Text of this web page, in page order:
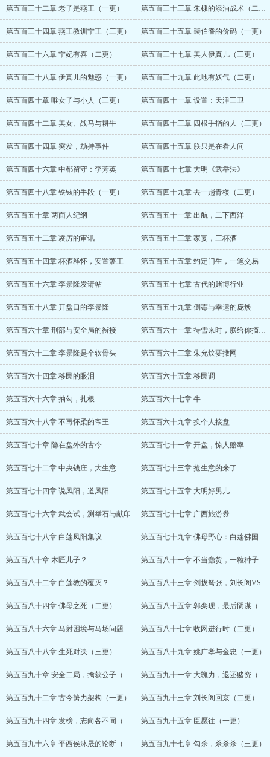
第五百三十二章 老子是燕王（一更） 第五百三十三章 朱棣的添油战术（二更）
第五百三十四章 燕王教训宁王（三更） 第五百三十五章 裴伯耆的价码（一更）
第五百三十六章 宁妃有喜（二更） 第五百三十七章 美人伊真儿（三更）
第五百三十八章 伊真儿的魅惑（一更） 第五百三十九章 此地有妖气（二更）
第五百四十章 唯女子与小人（三更） 第五百四十一章 设置：天津三卫
第五百四十二章 美女、战马与耕牛 第五百四十三章 四根手指的人（三更）
第五百四十四章 突发，劫持事件 第五百四十五章 朕只是在看人间
第五百四十六章 中都留守：李芳英 第五百四十七章 大明《武举法》
第五百四十八章 铁铉的手段（一更） 第五百四十九章 去一趟青楼（二更）
第五百五十章 两面人纪纲 第五百五十一章 出航，二下西洋
第五百五十二章 凌厉的审讯 第五百五十三章 家宴，三杯酒
第五百五十四章 杯酒释怀，安置藩王 第五百五十五章 约定门生，一笔交易
第五百五十六章 李景隆发请帖 第五百五十七章 古代的赌博行业
第五百五十八章 开盘口的李景隆 第五百五十九章 倒霉与幸运的庞焕
第五百六十章 刑部与安全局的衔接 第五百六十一章 待雪来时，朕给你摘百花
第五百六十二章 李景隆是个软骨头 第五百六十三章 朱允炆要撒网
第五百六十四章 移民的眼泪 第五百六十五章 移民调
第五百六十六章 抽勾，扎根 第五百六十七章 牛
第五百六十八章 不再怀柔的帝王 第五百六十九章 换个人接盘
第五百七十章 隐在盘外的古今 第五百七十一章 开盘，惊人赔率
第五百七十二章 中央钱庄，大生意 第五百七十三章 抢生意的来了
第五百七十四章 说凤阳，道凤阳 第五百七十五章 大明好男儿
第五百七十六章 武会试，测举石与献印 第五百七十七章 广西旅游券
第五百七十八章 白莲凤阳集议 第五百七十九章 佛母野心：白莲佛国
第五百八十章 木匠儿子？ 第五百八十一章 不当蠢货，一粒种子
第五百八十二章 白莲教的覆灭？ 第五百八十三章 剑拔弩张，刘长阁VS李芳
第五百八十四章 佛母之死（二更） 第五百八十五章 郭栾现，最后阴谋（三更）
第五百八十六章 马射困境与马场问题 第五百八十七章 收网进行时（二更）
第五百八十八章 生死对决（三更） 第五百八十九章 姚广孝与金忠（一更）
第五百九十章 安全二局，擒获公子（二更） 第五百九十一章 大魄力，退还赌资（三更）
第五百九十二章 古今势力架构（一更） 第五百九十三章 刘长阁回京（二更）
第五百九十四章 发榜，志向各不同（三更） 第五百九十五章 臣愿往（一更）
第五百九十六章 平西侯沐晟的论断（二更） 第五百九十七章 勾杀，杀杀杀（三更）